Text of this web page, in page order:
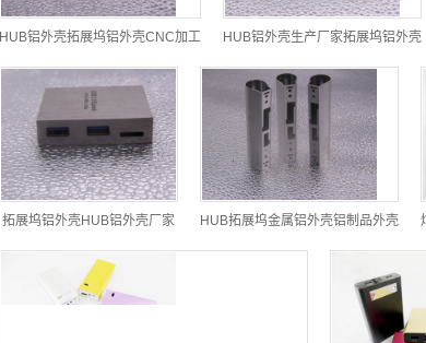
HUB铝外壳拓展坞铝外壳CNC加工 HUB铝外壳生产厂家拓展坞铝外壳
拓展坞铝外壳HUB铝外壳厂家 HUB拓展坞金属铝外壳铝制品外壳